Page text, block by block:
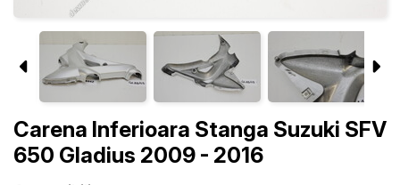
Carena Inferioara Stanga Suzuki SFV
650 Gladius 2009 - 2016